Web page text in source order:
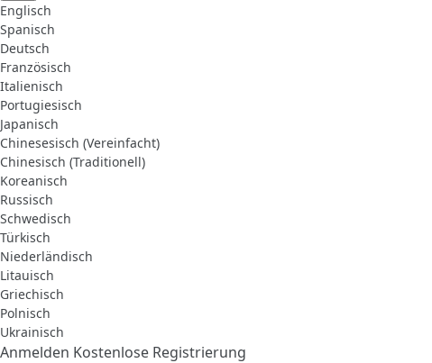
Englisch
Spanisch
Deutsch
Französisch
Italienisch
Portugiesisch
Japanisch
Chinesesisch (Vereinfacht)
Chinesisch (Traditionell)
Koreanisch
Russisch
Schwedisch
Türkisch
Niederländisch
Litauisch
Griechisch
Polnisch
Ukrainisch
Anmelden Kostenlose Registrierung